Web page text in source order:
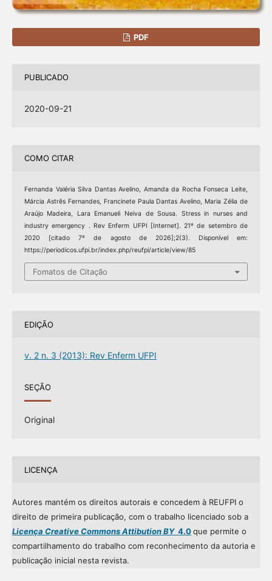
PDF
PUBLICADO
2020-09-21
COMO CITAR
Fernanda Valéria Silva Dantas Avelino, Amanda da Rocha Fonseca Leite,
Márcia Astrês Fernandes, Francinete Paula Dantas Avelino, Maria Zélia de
Araújo Madeira, Lara Emanueli Neiva de Sousa. Stress in nurses and
industry emergency . Rev Enferm UFPI [Internet]. 21º de setembro de
2020 [citado 7º de agosto de 2026];2(3). Disponível em:
https://periodicos.ufpi.br/index.php/reufpi/article/view/85
Fomatos de Citação
EDIÇÃO
v. 2 n. 3 (2013): Rev Enferm UFPI
SEÇÃO
Original
LICENÇA
Autores mantém os direitos autorais e concedem à REUFPI o
direito de primeira publicação, com o trabalho licenciado sob a
Licença Creative Commons Attibution BY4.0que permite o
compartilhamento do trabalho com reconhecimento da autoria e
publicação inicial nesta revista.